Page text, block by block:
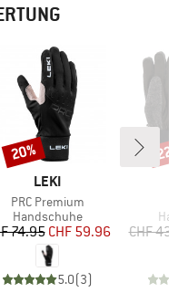
MARKE
LEKI
Artikel
PRC Premium
Produktgruppe
Handschuhe
Preis
74.95 reduzierter Preis
CHF 59.96
5.0(3)
Rabatt
20%
CHF